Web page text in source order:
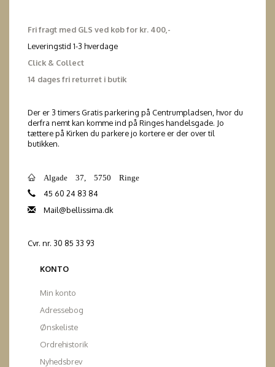
Fri fragt med GLS ved køb for kr. 400,-
Leveringstid 1-3 hverdage
Click & Collect
14 dages fri returret i butik
Der er 3 timers Gratis parkering på Centrumpladsen, hvor du
derfra nemt kan komme ind på Ringes handelsgade. Jo
tættere på Kirken du parkere jo kortere er der over til
butikken.
Algade 37, 5750 Ringe
45 60 24 83 84
Mail@bellissima.dk
Cvr. nr. 30 85 33 93
KONTO
Min konto
Adressebog
Ønskeliste
Ordrehistorik
Nyhedsbrev